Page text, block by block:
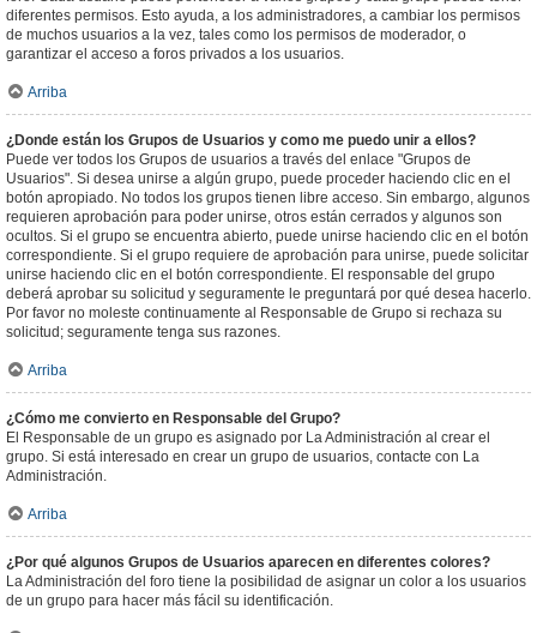
diferentes permisos. Esto ayuda, a los administradores, a cambiar los permisos
de muchos usuarios a la vez, tales como los permisos de moderador, o
garantizar el acceso a foros privados a los usuarios.
Arriba
¿Donde están los Grupos de Usuarios y como me puedo unir a ellos?
Puede ver todos los Grupos de usuarios a través del enlace "Grupos de
Usuarios". Si desea unirse a algún grupo, puede proceder haciendo clic en el
botón apropiado. No todos los grupos tienen libre acceso. Sin embargo, algunos
requieren aprobación para poder unirse, otros están cerrados y algunos son
ocultos. Si el grupo se encuentra abierto, puede unirse haciendo clic en el botón
correspondiente. Si el grupo requiere de aprobación para unirse, puede solicitar
unirse haciendo clic en el botón correspondiente. El responsable del grupo
deberá aprobar su solicitud y seguramente le preguntará por qué desea hacerlo.
Por favor no moleste continuamente al Responsable de Grupo si rechaza su
solicitud; seguramente tenga sus razones.
Arriba
¿Cómo me convierto en Responsable del Grupo?
El Responsable de un grupo es asignado por La Administración al crear el
grupo. Si está interesado en crear un grupo de usuarios, contacte con La
Administración.
Arriba
¿Por qué algunos Grupos de Usuarios aparecen en diferentes colores?
La Administración del foro tiene la posibilidad de asignar un color a los usuarios
de un grupo para hacer más fácil su identificación.